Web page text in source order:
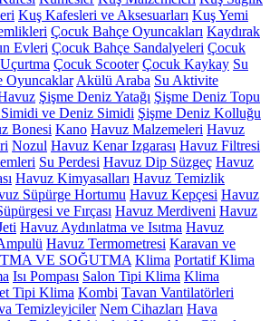
Kuş Kafesleri ve Aksesuarları Kuş Yemi
Çocuk Bahçe Oyuncakları Kaydırak
Evleri Çocuk Bahçe Sandalyeleri Çocuk
Uçurtma Çocuk Scooter Çocuk Kaykay Su
Oyuncaklar Akülü Araba Su Aktivite
Şişme Deniz Yatağı Şişme Deniz Topu
ve Deniz Simidi Şişme Deniz Kolluğu
Bonesi Kano Havuz Malzemeleri Havuz
Nozul Havuz Kenar Izgarası Havuz Filtresi
Su Perdesi Havuz Dip Süzgeç Havuz
Havuz Kimyasalları Havuz Temizlik
Süpürge Hortumu Havuz Kepçesi Havuz
ve Fırçası Havuz Merdiveni Havuz
Havuz Aydınlatma ve Isıtma Havuz
Havuz Termometresi Karavan ve
VE SOĞUTMA Klima Portatif Klima
Isı Pompası Salon Tipi Klima Klima
Tipi Klima Kombi Tavan Vantilatörleri
Temizleyiciler Nem Cihazları Hava